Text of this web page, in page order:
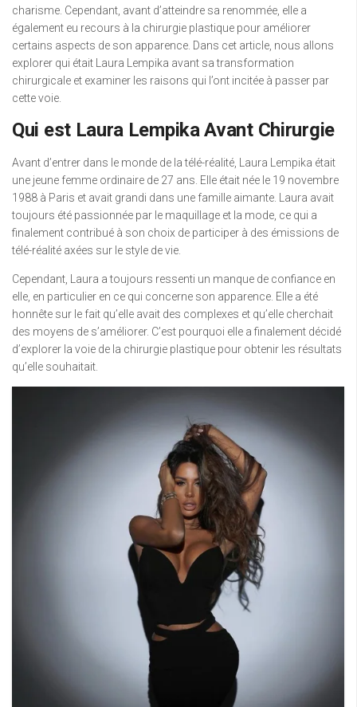
charisme. Cependant, avant d’atteindre sa renommée, elle a
également eu recours à la chirurgie plastique pour améliorer
certains aspects de son apparence. Dans cet article, nous allons
explorer qui était Laura Lempika avant sa transformation
chirurgicale et examiner les raisons qui l’ont incitée à passer par
cette voie.
Qui est Laura Lempika Avant Chirurgie
Avant d’entrer dans le monde de la télé-réalité, Laura Lempika était
une jeune femme ordinaire de 27 ans. Elle était née le 19 novembre
1988 à Paris et avait grandi dans une famille aimante. Laura avait
toujours été passionnée par le maquillage et la mode, ce qui a
finalement contribué à son choix de participer à des émissions de
télé-réalité axées sur le style de vie.
Cependant, Laura a toujours ressenti un manque de confiance en
elle, en particulier en ce qui concerne son apparence. Elle a été
honnête sur le fait qu’elle avait des complexes et qu’elle cherchait
des moyens de s’améliorer. C’est pourquoi elle a finalement décidé
d’explorer la voie de la chirurgie plastique pour obtenir les résultats
qu’elle souhaitait.